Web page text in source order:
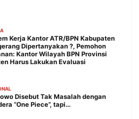
Kerja Kantor ATR/BPN Kabupaten
Dipertanyakan ?, Pemohon
Kantor Wilayah BPN Provinsi
Harus Lakukan Evaluasi
Disebut Tak Masalah dengan
“One Piece”, tapi…